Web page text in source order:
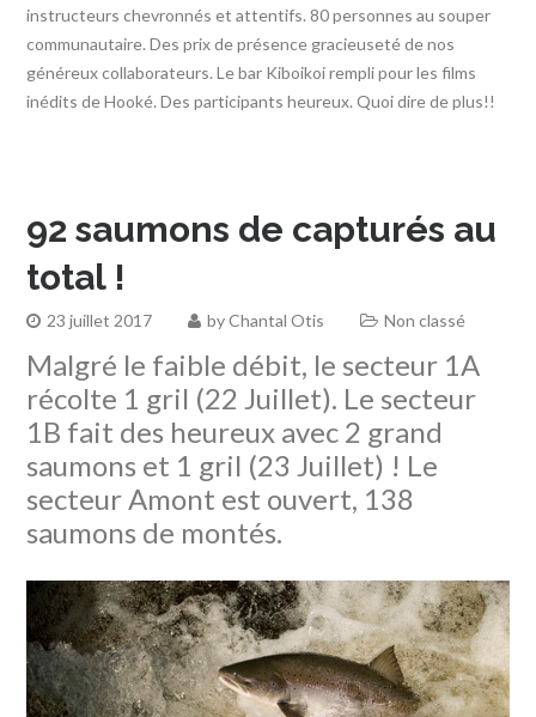
instructeurs chevronnés et attentifs. 80 personnes au souper
communautaire. Des prix de présence gracieuseté de nos
généreux collaborateurs. Le bar Kiboikoi rempli pour les films
inédits de Hooké. Des participants heureux. Quoi dire de plus!!
92 saumons de capturés au
total !
23 juillet 2017 byChantal Otis Non classé
Malgré le faible débit, le secteur 1A
récolte 1 gril (22 Juillet). Le secteur
1B fait des heureux avec 2 grand
saumons et 1 gril (23 Juillet) ! Le
secteur Amont est ouvert, 138
saumons de montés.